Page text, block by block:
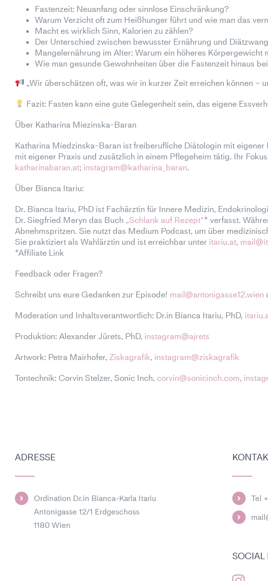
Fastenzeit: Neuanfang oder sinnlose Einschränkung?
Warum Verzicht oft zum Heißhunger führt und wie man das
Macht es wirklich Sinn, Kalorien zu zählen?
Der Unterschied zwischen bewusster Ernährung und Diätzwang
Mangelernährung im Alter: Warum ein höheres Körpergewicht
Wie man gesunde Gewohnheiten über die Fastenzeit hinaus
„Wir überschätzen oft, was wir in kurzer Zeit erreichen können –
Fazit: Fasten kann eine gute Gelegenheit sein, das eigene
Über Katharina Miezinska-Baran
Katharina Miedzinska-Baran ist freiberufliche Diätologin mit
mit eigener Praxis und zusätzlich in einem Pflegeheim tätig. Ihr
katharinabaran.at; instagram@katharina_baran.
Über Bianca Itariu:
Dr. Bianca Itariu, PhD ist Fachärztin für Innere Medizin,
Dr. Siegfried Meryn das Buch „Schlank auf Rezept“* verfasst.
Abnehmspritzen. Sie nutzt das Medium Podcast, um über
Sie praktiziert als Wahlärztin und ist erreichbar unter itariu.at,
*Affiliate Link
Feedback oder Fragen?
Schreibt uns eure Gedanken zur Episode! mail@antonigasse12.wien
Moderation und Inhaltsverantwortlich: Dr.in Bianca Itariu, PhD,
Produktion: Alexander Jürets, PhD, instagram@ajrets
Artwork: Petra Mairhofer, Ziskagrafik, instagram@ziskagrafik
Tontechnik: Corvin Stelzer, Sonic Inch, corvin@sonicinch.com,
ADRESSE
Ordination Dr.in Bianca-Karla Itariu
Antonigasse 12/1 Erdgeschoss
1180 Wien
Tel
SOCIAL